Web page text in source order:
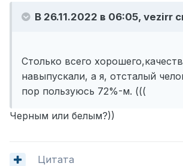
В 26.11.2022 в 06:05, vezirr
Столько всего
навыпускали, а я, отсталый
пор пользуюсь 72%-м. (((
Черным или белым?))
Цитата